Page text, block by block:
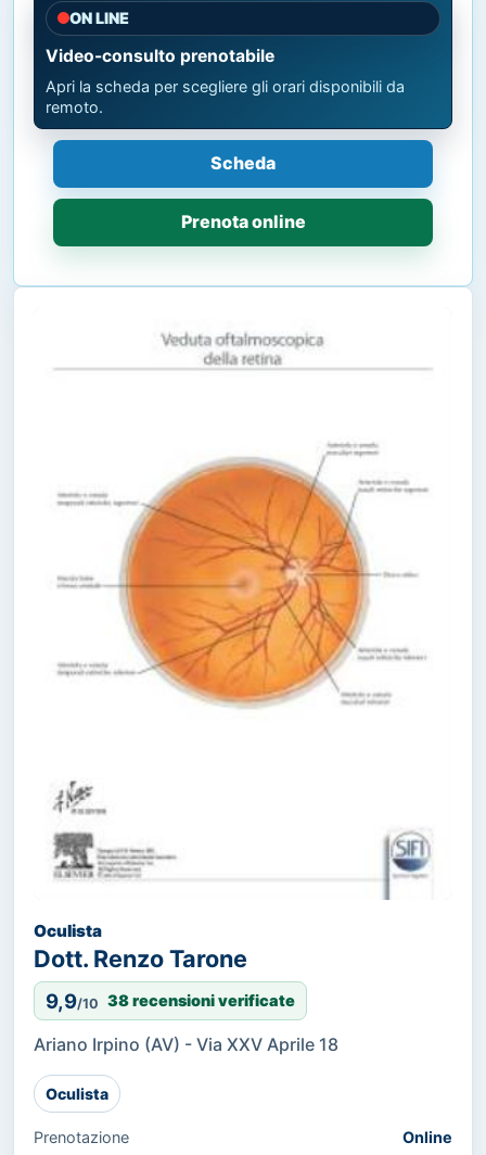
ON LINE
Video-consulto prenotabile
Apri la scheda per scegliere gli orari disponibili da
remoto.
Scheda
Prenota online
Oculista
Dott. Renzo Tarone
9,9/10 38 recensioni verificate
Ariano Irpino (AV) - Via XXV Aprile 18
Oculista
Prenotazione
Online